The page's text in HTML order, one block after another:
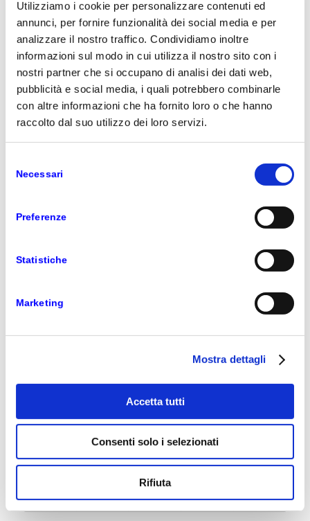
Utilizziamo i cookie per personalizzare contenuti ed
annunci, per fornire funzionalità dei social media e per
analizzare il nostro traffico. Condividiamo inoltre
informazioni sul modo in cui utilizza il nostro sito con i
nostri partner che si occupano di analisi dei dati web,
pubblicità e social media, i quali potrebbero combinarle
con altre informazioni che ha fornito loro o che hanno
raccolto dal suo utilizzo dei loro servizi.
delNecessari
Preferenze
Statistiche
Marketing
Mostra dettagli
Accetta tutti
Consenti solo i selezionati
Rifiuta
soluzioni e servizi di altissimo livello, per i risultati
ottenuti nel mercato italiano e per la sua capacità di
sviluppare progetti che portano vantaggi concreti
alle imprese.
Siamo onorati di riconoscere Var Group
per l’Italia
dichiara Gavriella Schuster, Corporate Vice
Var Group si è distinta come partner
delle aziende.